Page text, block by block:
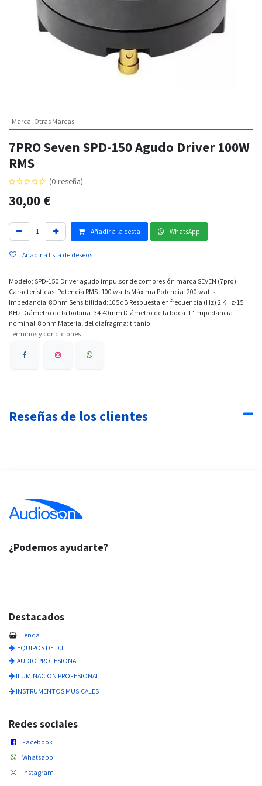
7PRO Seven SPD-150 Agudo Driver 100W
RMS
(0 reseña)
Modelo: SPD-150 Driver agudo impulsor de compresión marca SEVEN (7pro)
Características: Potencia RMS : 100 watts Máxima Potencia: 200 watts
Impedancia: 8Ohm Sensibilidad: 105dB Respuesta en frecuencia (Hz) 2 KHz-15
KHz Diámetro de la bobina: 34.40mm Diámetro de la boca: 1" Impedancia
nominal: 8 ohm Material del diafragma: titanio
30,00€
Añadir a la cesta WhatsApp
Añadir a lista de deseos
Marca: Otras Marcas
Términos y condiciones
Reseñas de los clientes
¿Podemos ayudarte?
Destacados
Tienda
EQUIPOS DE DJ
AUDIO PROFESIONAL
ILUMINACION PROFESIONAL
INSTRUMENTOS MUSICALES
Redes sociales
Facebook
Whatsapp
Instagram